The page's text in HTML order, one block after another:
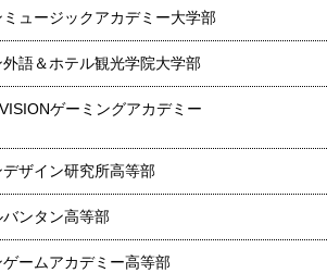
ュージックアカデミー大学部
語＆ホテル観光学院大学部
ゲーミングアカデミー
ザイン研究所高等部
バンタン高等部
ームアカデミー高等部